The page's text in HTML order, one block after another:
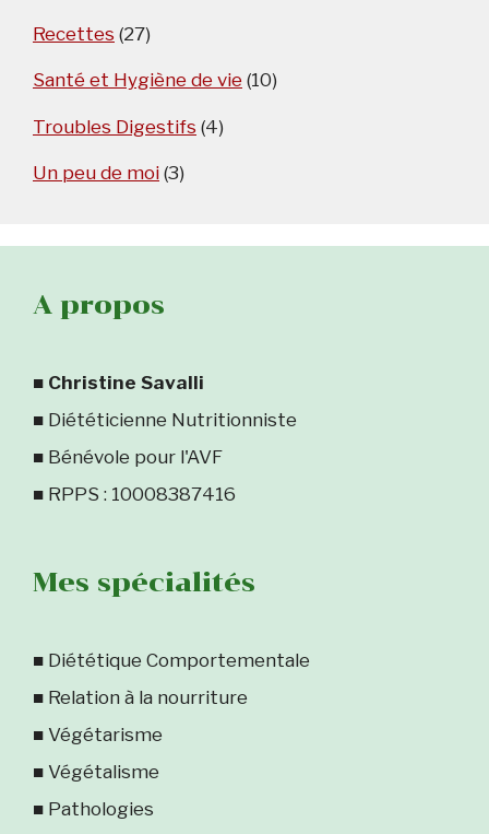
Recettes (27)
Santé et Hygiène de vie (10)
Troubles Digestifs (4)
Un peu de moi (3)
A propos
■ Christine Savalli
■ Diététicienne Nutritionniste
■ Bénévole pour l'AVF
■ RPPS : 10008387416
Mes spécialités
■ Diététique Comportementale
■ Relation à la nourriture
■ Végétarisme
■ Végétalisme
■ Pathologies